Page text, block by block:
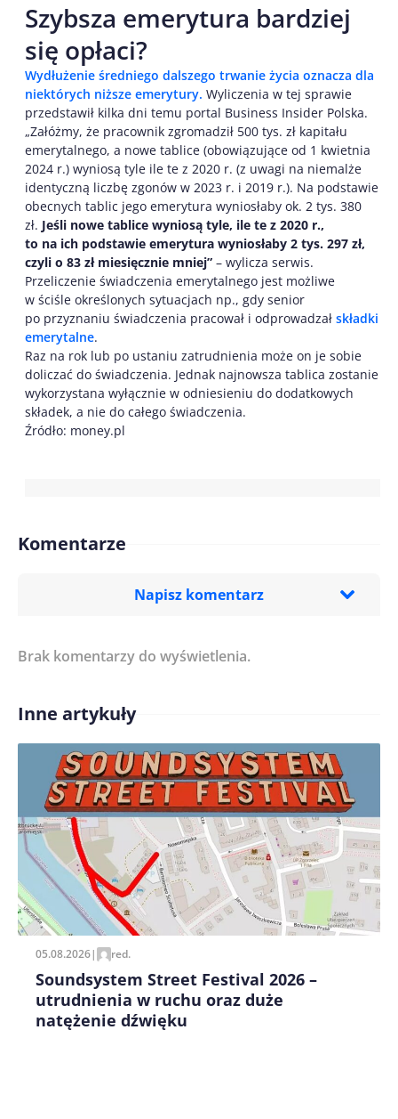
Szybsza emerytura bardziej
się opłaci?
Wydłużenie średniego dalszego trwanie życia oznacza dla
niektórych niższe emerytury. Wyliczenia w tej sprawie
przedstawił kilka dni temu portal Business Insider Polska.
„Załóżmy, że pracownik zgromadził 500 tys. zł kapitału
emerytalnego, a nowe tablice (obowiązujące od 1 kwietnia
2024 r.) wyniosą tyle ile te z 2020 r. (z uwagi na niemalże
identyczną liczbę zgonów w 2023 r. i 2019 r.). Na podstawie
obecnych tablic jego emerytura wyniosłaby ok. 2 tys. 380
zł. Jeśli nowe tablice wyniosą tyle, ile te z 2020 r.,
to na ich podstawie emerytura wyniosłaby 2 tys. 297 zł,
czyli o 83 zł miesięcznie mniej” – wylicza serwis.
Przeliczenie świadczenia emerytalnego jest możliwe
w ściśle określonych sytuacjach np., gdy senior
po przyznaniu świadczenia pracował i odprowadzał składki
emerytalne.
Raz na rok lub po ustaniu zatrudnienia może on je sobie
doliczać do świadczenia. Jednak najnowsza tablica zostanie
wykorzystana wyłącznie w odniesieniu do dodatkowych
składek, a nie do całego świadczenia.
Źródło: money.pl
Komentarze
Napisz komentarz
Treść komentarza*
Imię/ Nick*
Zapamiętaj moje dane w tej przeglądarce podczas
pisania kolejnych komentarzy.
Brak komentarzy do wyświetlenia.
Inne artykuły
05.08.2026| red.
Soundsystem Street Festival 2026 –
utrudnienia w ruchu oraz duże
natężenie dźwięku